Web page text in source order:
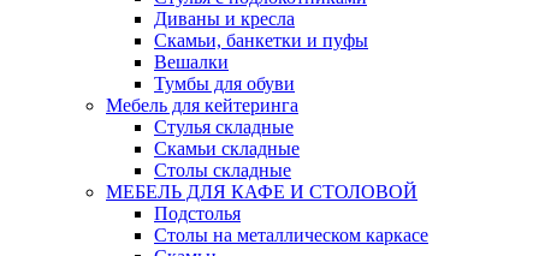
Диваны и кресла
Скамьи, банкетки и пуфы
Вешалки
Тумбы для обуви
Мебель для кейтеринга
Стулья складные
Скамьи складные
Столы складные
МЕБЕЛЬ ДЛЯ КАФЕ И СТОЛОВОЙ
Подстолья
Столы на металлическом каркасе